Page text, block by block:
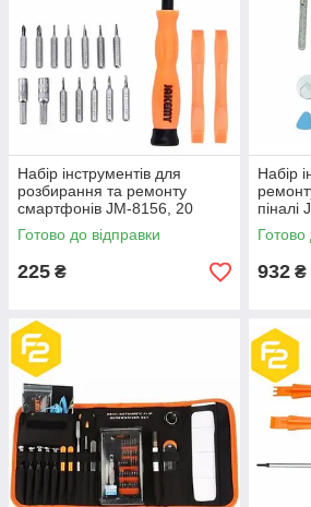
Набір інструментів для
розбирання та ремонту
смартфонів JM-8156, 20
предметів.
Готово до відправки
225 ₴
Набір
Готово
932 ₴